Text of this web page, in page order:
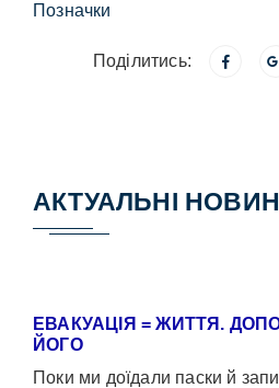
Позначки
Поділитись:
АКТУАЛЬНІ
ЕВАКУАЦІЯ = ЖИТТЯ.
ЙОГО
Поки ми доїдали паски й